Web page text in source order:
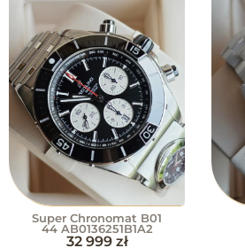
Super Chronomat B01
44 AB0136251B1A2
32 999 zł